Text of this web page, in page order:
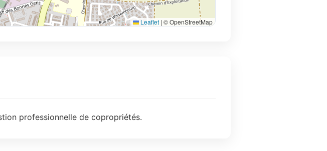
Leaflet | © OpenStreetMap
professionnelle de copropriétés.